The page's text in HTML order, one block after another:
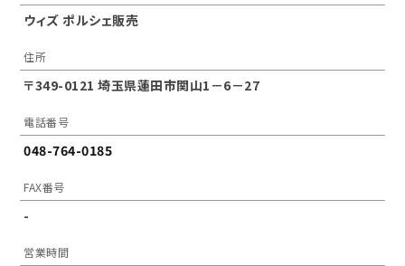
ウィズ ポルシェ販売
住所
〒349-0121 埼玉県蓮田市関山1－6－27
電話番号
048-764-0185
FAX番号
-
営業時間